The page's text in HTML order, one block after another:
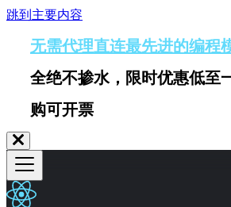
跳到主要内容
无需代理直连最先进的编程
全绝不掺水，限时优惠低至
购可开票